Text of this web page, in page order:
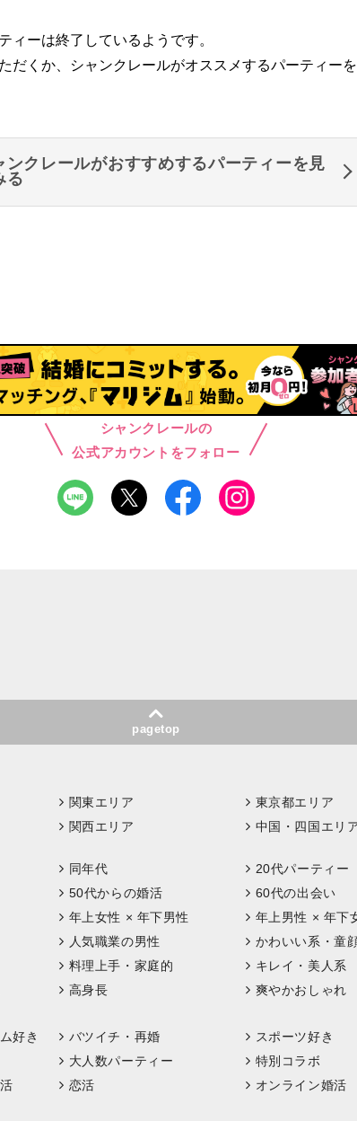
ィーは終了しているようです。
だくか、シャンクレールがオススメするパーティー
ンクレールがおすすめするパーティーを見
る
シャンクレールの
公式アカウントをフォロー
pagetop
関東エリア
東京都エリア
関西エリア 中国・四国エリ
同年代
20代パーティー
50代からの婚活
60代の出会い
年上女性 × 年下男性
年上男性 × 年下
人気職業の男性
かわいい系・童
料理上手・家庭的
キレイ・美人系
高身長 爽やかおしゃれ
好き バツイチ・再婚
スポーツ好き
大人数パーティー
特別コラボ
恋活
オンライン婚活